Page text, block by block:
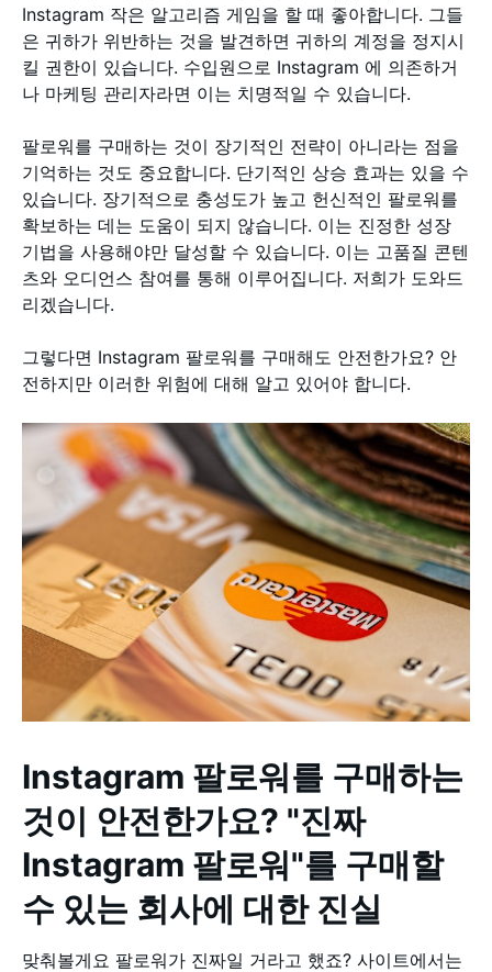
Instagram 작은 알고리즘 게임을 할 때 좋아합니다. 그들
은 귀하가 위반하는 것을 발견하면 귀하의 계정을 정지시
킬 권한이 있습니다. 수입원으로 Instagram 에 의존하거
나 마케팅 관리자라면 이는 치명적일 수 있습니다.
팔로워를 구매하는 것이 장기적인 전략이 아니라는 점을
기억하는 것도 중요합니다. 단기적인 상승 효과는 있을 수
있습니다. 장기적으로 충성도가 높고 헌신적인 팔로워를
확보하는 데는 도움이 되지 않습니다. 이는 진정한 성장
기법을 사용해야만 달성할 수 있습니다. 이는 고품질 콘텐
츠와 오디언스 참여를 통해 이루어집니다. 저희가 도와드
리겠습니다.
그렇다면 Instagram 팔로워를 구매해도 안전한가요? 안
전하지만 이러한 위험에 대해 알고 있어야 합니다.
Instagram 팔로워를 구매하는
것이 안전한가요? "진짜
Instagram 팔로워"를 구매할
수 있는 회사에 대한 진실
맞춰볼게요 팔로워가 진짜일 거라고 했죠? 사이트에서는